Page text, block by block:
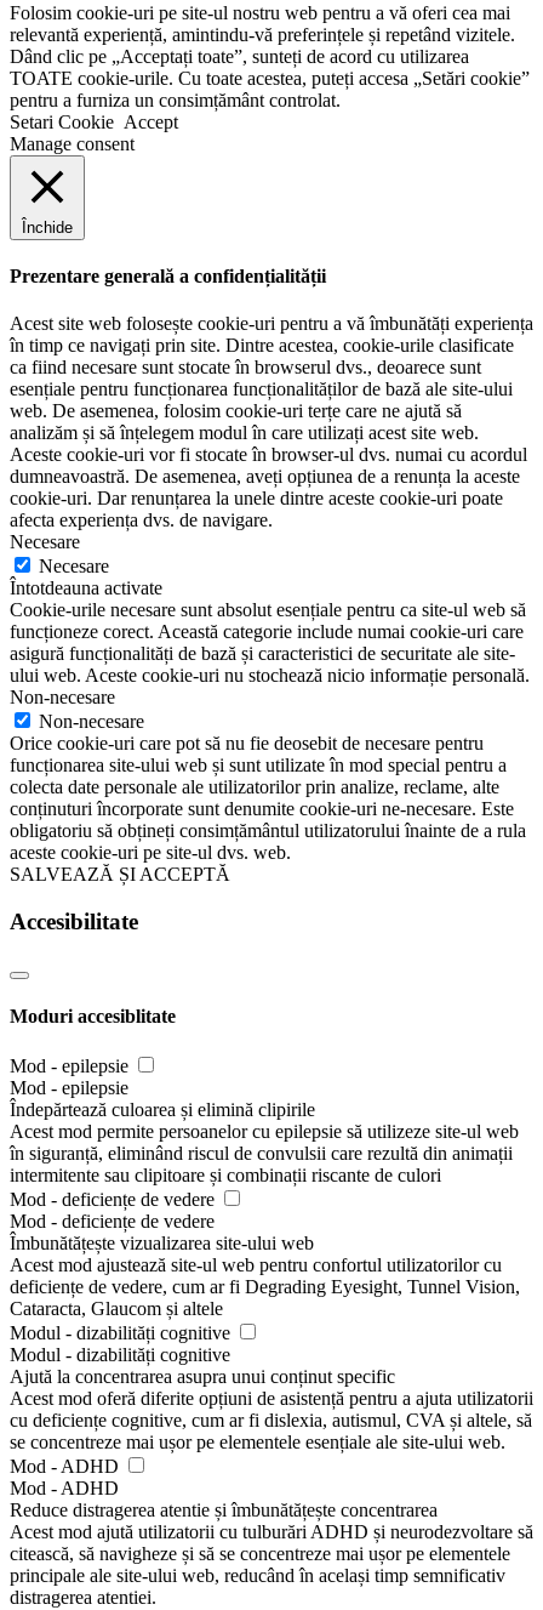
Folosim cookie-uri pe site-ul nostru web pentru a vă oferi cea mai
relevantă experiență, amintindu-vă preferințele și repetând vizitele.
Dând clic pe „Acceptați toate”, sunteți de acord cu utilizarea
TOATE cookie-urile. Cu toate acestea, puteți accesa „Setări cookie”
pentru a furniza un consimțământ controlat.
Setari Cookie Accept
Manage consent
Închide
Prezentare generală a confidențialității
Acest site web folosește cookie-uri pentru a vă îmbunătăți experiența
în timp ce navigați prin site. Dintre acestea, cookie-urile clasificate
ca fiind necesare sunt stocate în browserul dvs., deoarece sunt
esențiale pentru funcționarea funcționalităților de bază ale site-ului
web. De asemenea, folosim cookie-uri terțe care ne ajută să
analizăm și să înțelegem modul în care utilizați acest site web.
Aceste cookie-uri vor fi stocate în browser-ul dvs. numai cu acordul
dumneavoastră. De asemenea, aveți opțiunea de a renunța la aceste
cookie-uri. Dar renunțarea la unele dintre aceste cookie-uri poate
afecta experiența dvs. de navigare.
Necesare
Necesare
Întotdeauna activate
Cookie-urile necesare sunt absolut esențiale pentru ca site-ul web să
funcționeze corect. Această categorie include numai cookie-uri care
asigură funcționalități de bază și caracteristici de securitate ale site-
ului web. Aceste cookie-uri nu stochează nicio informație personală.
Non-necesare
Non-necesare
Orice cookie-uri care pot să nu fie deosebit de necesare pentru
funcționarea site-ului web și sunt utilizate în mod special pentru a
colecta date personale ale utilizatorilor prin analize, reclame, alte
conținuturi încorporate sunt denumite cookie-uri ne-necesare. Este
obligatoriu să obțineți consimțământul utilizatorului înainte de a rula
aceste cookie-uri pe site-ul dvs. web.
SALVEAZĂ ȘI ACCEPTĂ
Accesibilitate
Moduri accesiblitate
Mod - epilepsie
Mod - epilepsie
Îndepărtează culoarea și elimină clipirile
Acest mod permite persoanelor cu epilepsie să utilizeze site-ul web
în siguranță, eliminând riscul de convulsii care rezultă din animații
intermitente sau clipitoare și combinații riscante de culori
Mod - deficiențe de vedere
Mod - deficiențe de vedere
Îmbunătățește vizualizarea site-ului web
Acest mod ajustează site-ul web pentru confortul utilizatorilor cu
deficiențe de vedere, cum ar fi Degrading Eyesight, Tunnel Vision,
Cataracta, Glaucom și altele
Modul - dizabilități cognitive
Modul - dizabilități cognitive
Ajută la concentrarea asupra unui conținut specific
Acest mod oferă diferite opțiuni de asistență pentru a ajuta utilizatorii
cu deficiențe cognitive, cum ar fi dislexia, autismul, CVA și altele, să
se concentreze mai ușor pe elementele esențiale ale site-ului web.
Mod - ADHD
Mod - ADHD
Reduce distragerea atentie și îmbunătățește concentrarea
Acest mod ajută utilizatorii cu tulburări ADHD și neurodezvoltare să
citească, să navigheze și să se concentreze mai ușor pe elementele
principale ale site-ului web, reducând în același timp semnificativ
distragerea atentiei.